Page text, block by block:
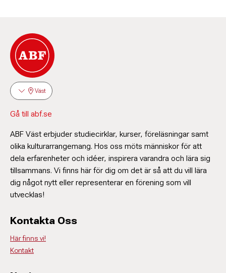
Väst
Gå till abf.se
ABF Väst erbjuder studiecirklar, kurser, föreläsningar samt
olika kulturarrangemang. Hos oss möts människor för att
dela erfarenheter och idéer, inspirera varandra och lära sig
tillsammans. Vi finns här för dig om det är så att du vill lära
dig något nytt eller representerar en förening som vill
utvecklas!
Kontakta Oss
Här finns vi!
Kontakt